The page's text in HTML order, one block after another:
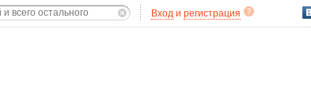
Вход и регистрация